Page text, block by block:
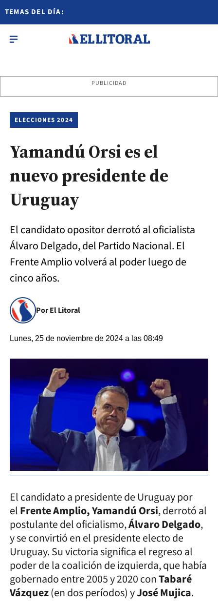
TEMAS DEL DÍA:
PUBLICIDAD
ELECCIONES 2024
Yamandú Orsi es el
nuevo presidente de
Uruguay
El candidato opositor derrotó al oficialista
Álvaro Delgado, del Partido Nacional. El
Frente Amplio volverá al poder luego de
cinco años.
Por El Litoral
Lunes, 25 de noviembre de 2024 a las 08:49
El candidato a presidente de Uruguay por
elFrente Amplio, Yamandú Orsi, derrotó al
postulante del oficialismo,Álvaro Delgado,
y se convirtió en el presidente electo de
Uruguay. Su victoria significa el regreso al
poder de la coalición de izquierda, que había
gobernado entre 2005 y 2020 conTabaré
Vázquez(en dos períodos) yJosé Mujica.